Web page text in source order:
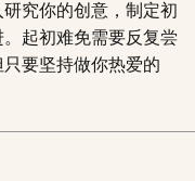
究你的创意，制定初
起初难免需要反复尝
要坚持做你热爱的